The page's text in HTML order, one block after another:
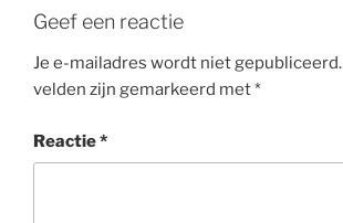
Geef een reactie
Je e-mailadres wordt niet gepubliceerd.
velden zijn gemarkeerd met*
Reactie*